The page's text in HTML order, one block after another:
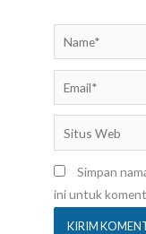
Name*
Email*
Situs
Web
Simpan
ini untuk